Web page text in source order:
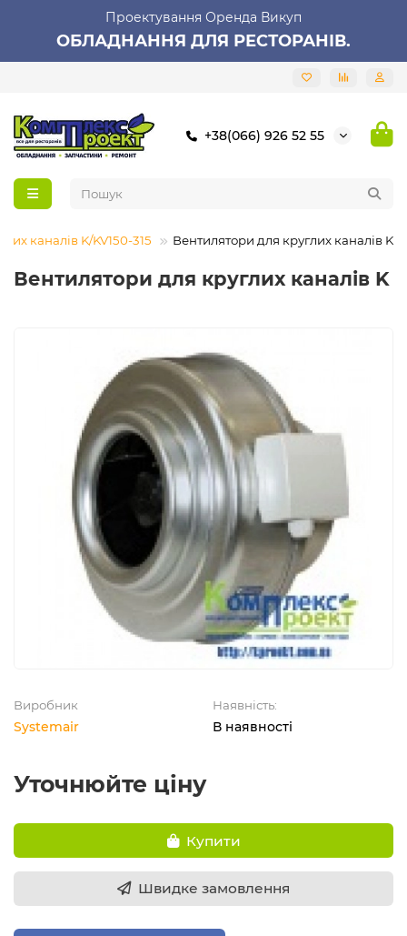
Проектування Оренда Викуп
ОБЛАДНАННЯ ДЛЯ РЕСТОРАНІВ.
+38(066) 926 52 55
каналів K/KV150-315 Вентилятори для круглих каналів K
Вентилятори для круглих каналів K
Виробник
Systemair
Наявність:
В наявності
Уточнюйте ціну
Купити
Швидке замовлення